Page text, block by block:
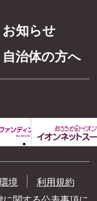
お知らせ
自治体の方へ
境
利用規約